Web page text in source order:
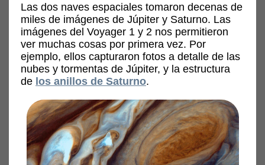
Las dos naves espaciales tomaron decenas de
miles de imágenes de Júpiter y Saturno. Las
imágenes del Voyager 1 y 2 nos permitieron
ver muchas cosas por primera vez. Por
ejemplo, ellos capturaron fotos a detalle de las
nubes y tormentas de Júpiter, y la estructura
de los anillos de Saturno.